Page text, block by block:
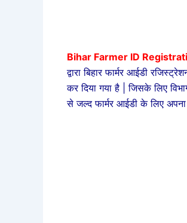
Bihar Farmer ID
द्वारा बिहार फार्मर आईडी
कर दिया गया है | जिसके लिए
से जल्द फार्मर आईडी के लिए अपना